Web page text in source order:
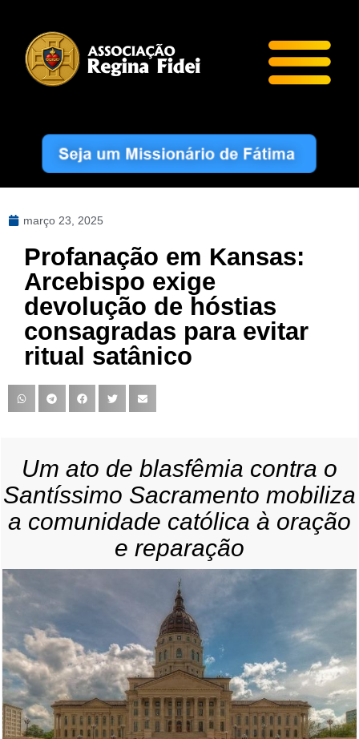
março 23, 2025
Profanação em Kansas:
Arcebispo exige
devolução de hóstias
consagradas para evitar
ritual satânico
Um ato de blasfêmia contra o
Santíssimo Sacramento mobiliza
a comunidade católica à oração
e reparação